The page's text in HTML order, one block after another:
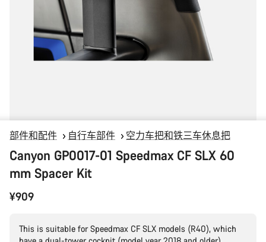
部件和配件 自行车部件 空力车把和铁三车休息把
Canyon GP0017-01 Speedmax CF SLX 60
mm Spacer Kit
¥909
This is suitable for Speedmax CF SLX models (R40), which